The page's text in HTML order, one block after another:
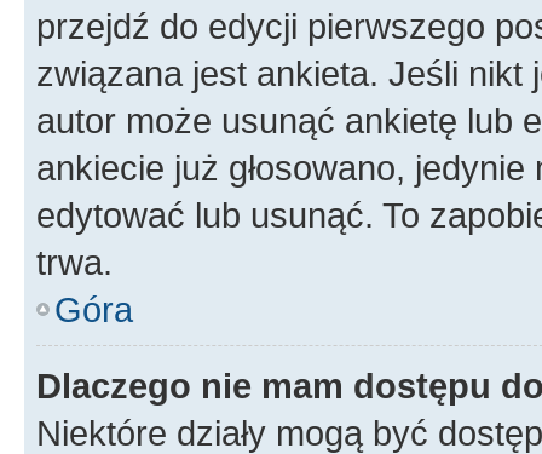
przejdź do edycji pierwszego
związana jest ankieta. Jeśli nikt
autor może usunąć ankietę lub
ankiecie już głosowano,
edytować lub usunąć. To
trwa.
Góra
Dlaczego nie mam dostępu
Niektóre działy mogą być